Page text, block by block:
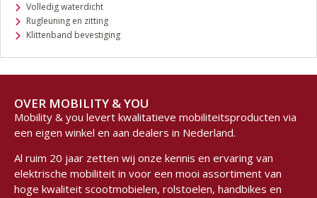
Volledig waterdicht
Rugleuning en zitting
Klittenband bevestiging
OVER MOBILITY & YOU
Mobility & you levert kwalitatieve mobiliteitsproducten via
een eigen winkel en aan dealers in Nederland.
Al ruim 20 jaar zetten wij onze kennis en ervaring van
elektrische mobiliteit in voor een mooi assortiment van
hoge kwaliteit scootmobielen, rolstoelen, handbikes en